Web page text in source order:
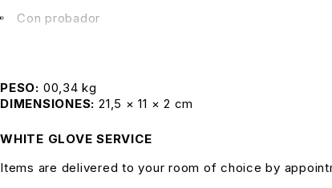
Con probador
PESO 00,34 kg
DIMENSIONES 21,5 × 11 × 2 cm
WHITE GLOVE SERVICE
Items are delivered to your room of choice by